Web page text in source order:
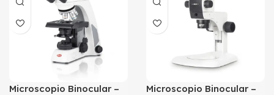
Microscopio Binocular –
Microscopio Binocular –